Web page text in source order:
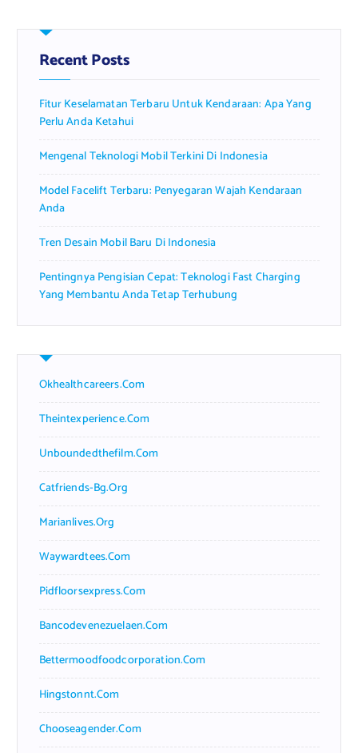
h
f
o
:
Recent Posts
Fitur Keselamatan Terbaru Untuk Kendaraan: Apa Yang
Perlu Anda Ketahui
Mengenal Teknologi Mobil Terkini Di Indonesia
Model Facelift Terbaru: Penyegaran Wajah Kendaraan
Anda
Tren Desain Mobil Baru Di Indonesia
Pentingnya Pengisian Cepat: Teknologi Fast Charging
Yang Membantu Anda Tetap Terhubung
Okhealthcareers.com
Theintexperience.com
Unboundedthefilm.com
Catfriends-Bg.org
Marianlives.org
Waywardtees.com
Pidfloorsexpress.com
Bancodevenezuelaen.com
Bettermoodfoodcorporation.com
Hingstonnt.com
Chooseagender.com